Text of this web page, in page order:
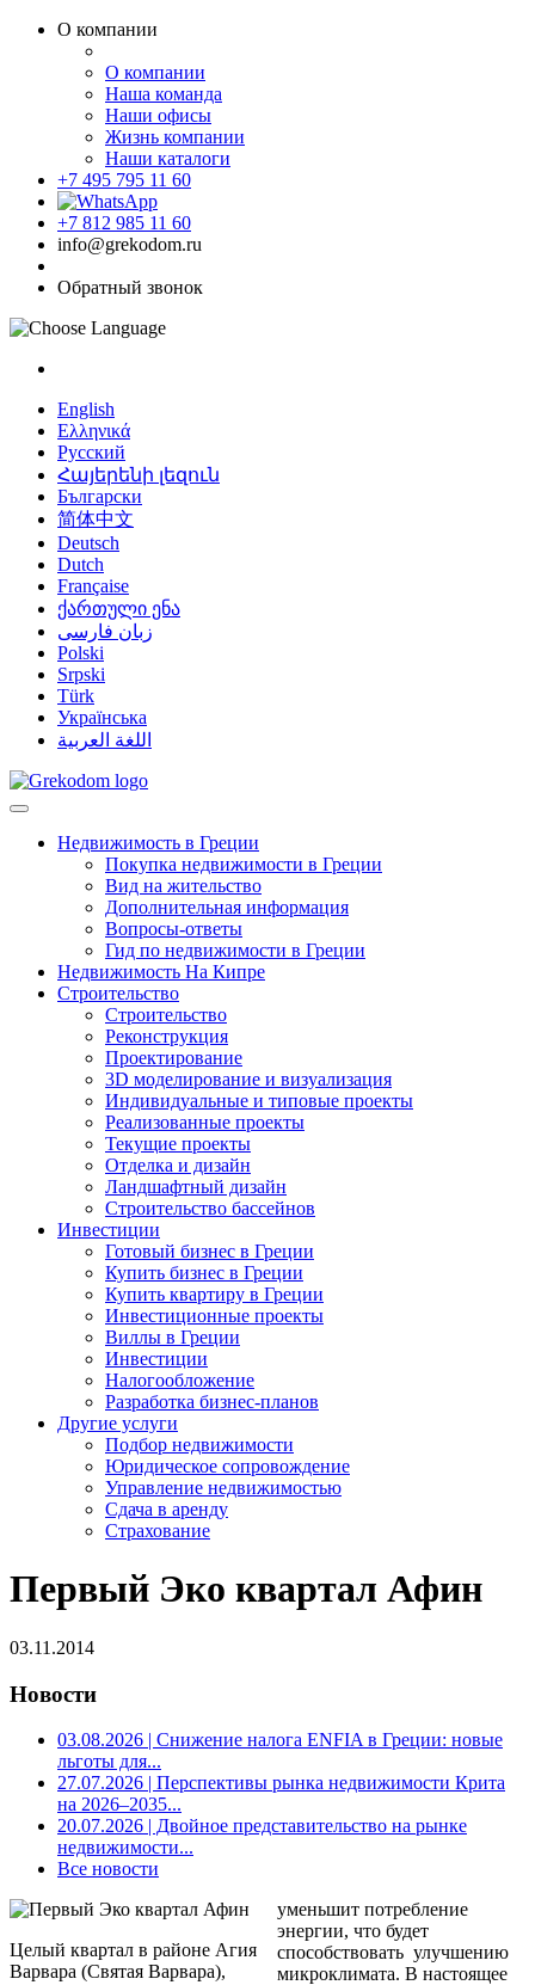
О компании
О компании
Наша команда
Наши офисы
Жизнь компании
Наши каталоги
+7 495 795 11 60
+7 812 985 11 60
info@grekodom.ru
Обратный звонок
English
Ελληνικά
Русский
Հայերենի լեզուն
Български
简体中文
Deutsch
Dutch
Française
ქართული ენა
زبان فارسی
Polski
Srpski
Türk
Українська
اللغة العربية
Недвижимость в Греции
Покупка недвижимости в Греции
Вид на жительство
Дополнительная информация
Вопросы-ответы
Гид по недвижимости в Греции
Недвижимость На Кипре
Строительство
Строительство
Реконструкция
Проектирование
3D моделирование и визуализация
Индивидуальные и типовые проекты
Реализованные проекты
Текущие проекты
Отделка и дизайн
Ландшафтный дизайн
Строительство бассейнов
Инвестиции
Готовый бизнес в Греции
Купить бизнес в Греции
Купить квартиру в Греции
Инвестиционные проекты
Виллы в Греции
Инвестиции
Налогообложение
Разработка бизнес-планов
Другие услуги
Подбор недвижимости
Юридическое сопровождение
Управление недвижимостью
Сдача в аренду
Страхование
Первый Эко квартал Афин
03.11.2014
Новости
03.08.2026 | Снижение налога ENFIA в Греции: новые
льготы для...
27.07.2026 | Перспективы рынка недвижимости Крита
на 2026–2035...
20.07.2026 | Двойное представительство на рынке
недвижимости...
Все новости
Целый квартал в районе Агия
Варвара (Святая Варвара),
уменьшит потребление
энергии, что будет
способствовать улучшению
микроклимата. В настоящее